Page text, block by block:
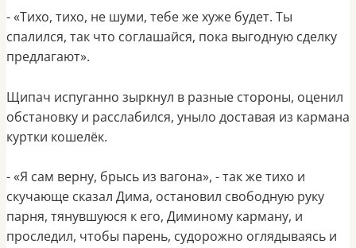
- «Тихо, тихо, не шуми, тебе же хуже будет. Ты
спалился, так что соглашайся, пока выгодную сделку
предлагают».
Щипач испуганно зыркнул в разные стороны, оценил
обстановку и расслабился, уныло доставая из кармана
куртки кошелёк.
- «Я сам верну, брысь из вагона», - так же тихо и
скучающе сказал Дима, остановил свободную руку
парня, тянувшуюся к его, Диминому карману, и
проследил, чтобы парень, судорожно оглядываясь и